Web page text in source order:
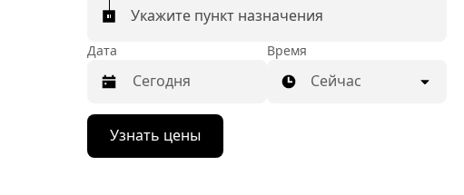
Укажите пункт назначения
Дата
Нажмите
стрелку
вниз,
Время
Сейчас
Узнать цены